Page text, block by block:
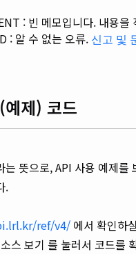
: 빈 메모입니다. 내용을
: 알 수 없는 오류. 신고 및
제) 코드
는 뜻으로, API 사용 예제를
.
ref/v4/ 에서 확인하
스 보기 를 눌러서 코드를